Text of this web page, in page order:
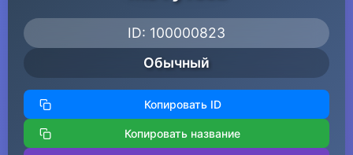
ID: 100000823
Обычный
Копировать ID
Копировать название